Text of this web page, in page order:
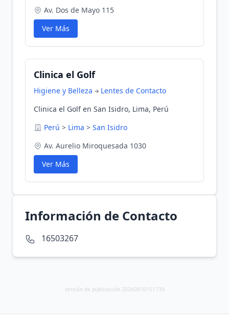
Av. Dos de Mayo 115
Ver Más
Clinica el Golf
Higiene y Belleza
Lentes de Contacto
Clinica el Golf en San Isidro, Lima, Perú
Perú > Lima > San Isidro
Av. Aurelio Miroquesada 1030
Ver Más
Información de Contacto
16503267
versión de publicación 20260810151739